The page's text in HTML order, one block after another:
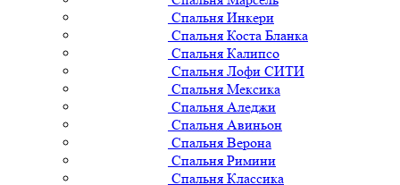
Спальня Инкери
Спальня Коста Бланка
Спальня Калипсо
Спальня Лофи СИТИ
Спальня Мексика
Спальня Аледжи
Спальня Авиньон
Спальня Верона
Спальня Римини
Спальня Классика